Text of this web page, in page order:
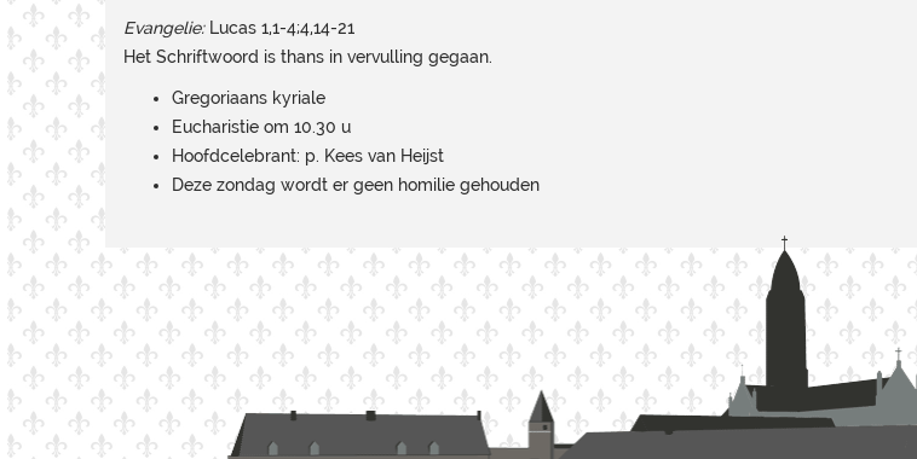
Evangelie:Lucas 1,1-4;4,14-21
Het Schriftwoord is thans in vervulling gegaan.
Gregoriaans kyriale
Eucharistie om 10.30 u
Hoofdcelebrant: p. Kees van Heijst
Deze zondag wordt er geen homilie gehouden